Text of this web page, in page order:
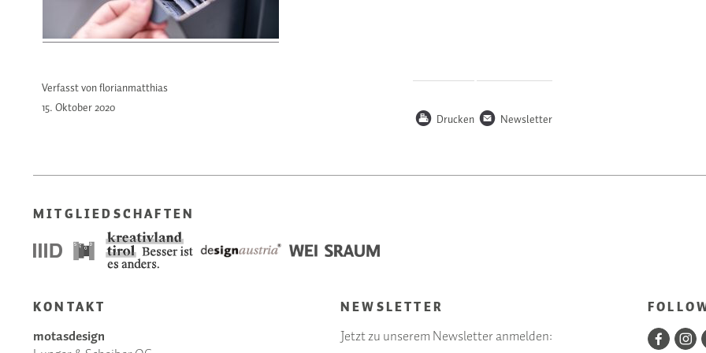
Verfasst von florianmatthias
15. Oktober2020 P Drucken n Newsletter
MITGLIEDSCHAFTEN
KONTAKT
motasdesign
NEWSLETTER
Jetzt zu unserem Newsletter anmelden: